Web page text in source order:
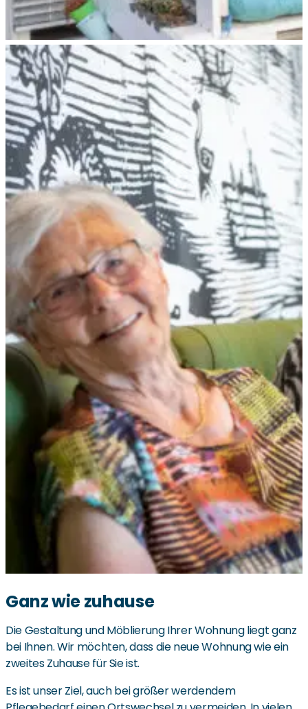
Ganz wie zuhause
Die Gestaltung und Möblierung Ihrer Wohnung liegt ganz
bei Ihnen. Wir möchten, dass die neue Wohnung wie ein
zweites Zuhause für Sie ist.
Es ist unser Ziel, auch bei größer werdendem